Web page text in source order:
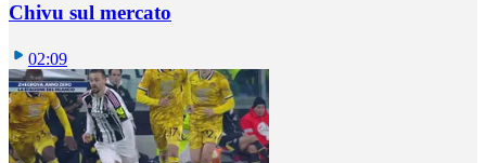
Chivu sul mercato
02:09